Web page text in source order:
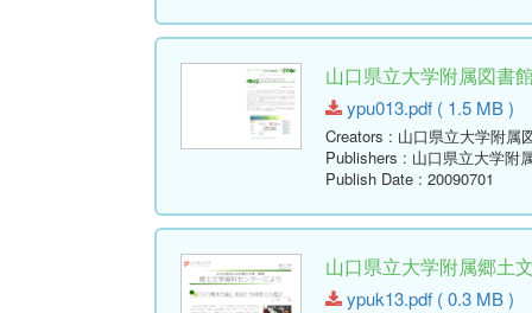
山口県立大学附属図書
ypu013.pdf ( 1.5 MB )
Creators : 山口県立大学附属
Publishers : 山口県立大学附
Publish Date : 20090701
山口県立大学附属郷土
ypuk13.pdf ( 0.3 MB )